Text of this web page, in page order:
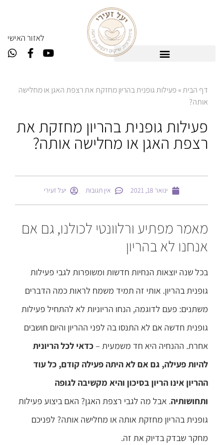
לאזור האישי
דף הבית» פעילות גופנית בהריון מחזקת את רצפת האגן או מחלישה
אותה?
פעילות גופנית בהריון מחזקת את
רצפת האגן או מחלישה אותה?
ינואר 18, 2021 אין תגובות יעל זעירי
מאמר מפתיע ורלוונטי לכולנו, גם אם
אנחנו לא בהריון
בכל שנה יוצאות הנחיות חדשות ומשופרות לגבי פעילות
גופנית בהריון. אותי זה תמיד משמח לראות כמה הדברים
משתנים: פעם לדוגמה, הנחו הריוניות לא להתחיל פעילות
גופנית חדשה אם לא התנסו בה לפני ההריון והיום חושבים
אחרת. ההנחיה היא חד משמעית – כדאי לכל הריונית
להיות פעילה, גם אם לא היתה פעילה קודם, כל עוד
ההריון אינו הריון בסיכון והיא מקשיבה לגופה
ותחושותיה. אבל מה לגבי רצפת האגן? האם ביצוע פעילות
גופנית בהריון מחזקת אותה או מחלישה אותה? לפניכם
מחקר שבדק בדיוק את זה.